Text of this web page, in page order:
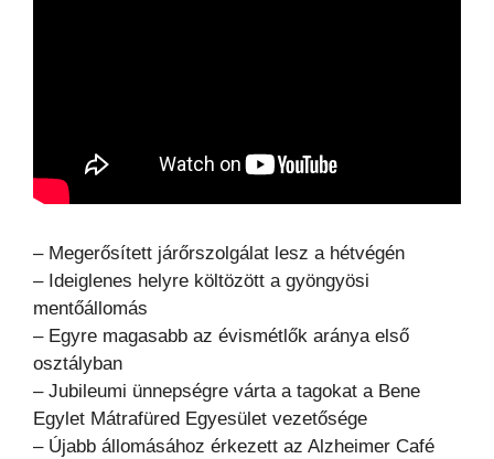
– Megerősített járőrszolgálat lesz a hétvégén
– Ideiglenes helyre költözött a gyöngyösi
mentőállomás
– Egyre magasabb az évismétlők aránya első
osztályban
– Jubileumi ünnepségre várta a tagokat a Bene
Egylet Mátrafüred Egyesület vezetősége
– Újabb állomásához érkezett az Alzheimer Café